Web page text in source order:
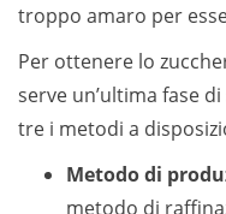
troppo amaro per
Per ottenere lo
serve un’ultima fase di
tre i metodi a
Metodo di
metodo di